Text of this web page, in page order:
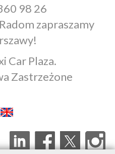
98 26
zapraszamy
Car Plaza.
Zastrzeżone